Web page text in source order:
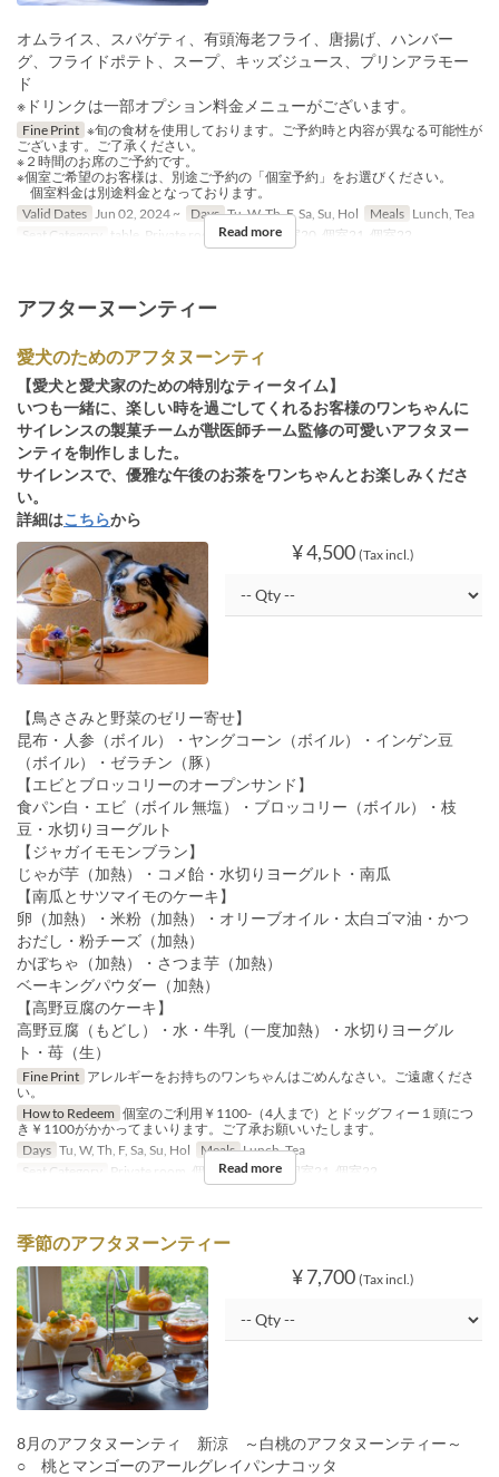
オムライス、スパゲティ、有頭海老フライ、唐揚げ、ハンバー
グ、フライドポテト、スープ、キッズジュース、プリンアラモー
ド
※ドリンクは一部オプション料金メニューがございます。
Fine Print ※旬の食材を使用しております。ご予約時と内容が異なる可能性が
ございます。ご了承ください。
※２時間のお席のご予約です。
※個室ご希望のお客様は、別途ご予約の「個室予約」をお選びください。
個室料金は別途料金となっております。
Valid Dates
Jun 02, 2024 ~ Days Tu, W, Th, F, Sa, Su, Hol Meals Lunch, Tea
Seat Category
table, Private room, 個室19, 個室20, 個室21, 個室22
Read more
アフターヌーンティー
愛犬のためのアフタヌーンティ
【愛犬と愛犬家のための特別なティータイム】
いつも一緒に、楽しい時を過ごしてくれるお客様のワンちゃんに
サイレンスの製菓チームが獣医師チーム監修の可愛いアフタヌー
ンティを制作しました。
サイレンスで、優雅な午後のお茶をワンちゃんとお楽しみくださ
い。
詳細はこちらから
¥ 4,500 (Tax incl.)
【鳥ささみと野菜のゼリー寄せ】
昆布・人参（ボイル）・ヤングコーン（ボイル）・インゲン豆
（ボイル）・ゼラチン（豚）
【エビとブロッコリーのオープンサンド】
食パン白・エビ（ボイル 無塩）・ブロッコリー（ボイル）・枝
豆・水切りヨーグルト
【ジャガイモモンブラン】
じゃが芋（加熱）・コメ飴・水切りヨーグルト・南瓜
【南瓜とサツマイモのケーキ】
卵（加熱）・米粉（加熱）・オリーブオイル・太白ゴマ油・かつ
おだし・粉チーズ（加熱）
かぼちゃ（加熱）・さつま芋（加熱）
ベーキングパウダー（加熱）
【高野豆腐のケーキ】
高野豆腐（もどし）・水・牛乳（一度加熱）・水切りヨーグル
ト・苺（生）
Fine Print アレルギーをお持ちのワンちゃんはごめんなさい。ご遠慮くださ
い。
How to Redeem 個室のご利用￥1100-（4人まで）とドッグフィー１頭につ
き￥1100がかかってまいります。ご了承お願いいたします。
Days Tu, W, Th, F, Sa, Su, Hol Meals Lunch, Tea
Seat Category
Private room, 個室19, 個室20, 個室21, 個室22
Read more
季節のアフタヌーンティー
¥ 7,700 (Tax incl.)
8月のアフタヌーンティ 新涼 ～白桃のアフタヌーンティー～
○ 桃とマンゴーのアールグレイパンナコッタ